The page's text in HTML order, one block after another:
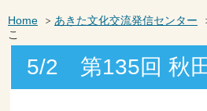
Home あきた文化交流発信センター
こ
5/2 第135回 秋